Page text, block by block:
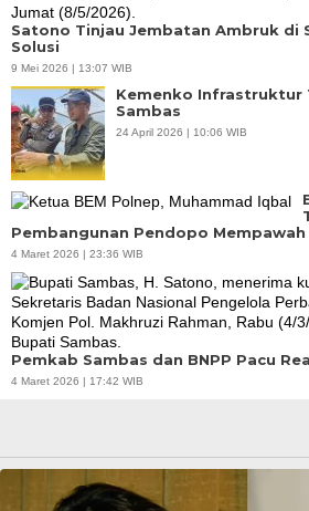
Satono Tinjau Jembatan Ambruk di
Solusi
9 Mei 2026 | 13:07 WIB
Kemenko Infrastruktur
Sambas
24 April 2026 | 10:06 WIB
Pembangunan Pendopo Mempawah
4 Maret 2026 | 23:36 WIB
Pemkab Sambas dan BNPP Pacu
4 Maret 2026 | 17:42 WIB